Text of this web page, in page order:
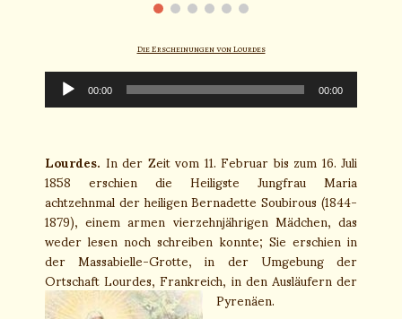
Die Erscheinungen von Lourdes
Audio-
Player 00:00 00:00
Lourdes.In der Zeit vom 11. Februar bis zum 16. Juli
1858 erschien die Heiligste Jungfrau Maria
achtzehnmal der heiligen Bernadette Soubirous (1844-
1879), einem armen vierzehnjährigen Mädchen, das
weder lesen noch schreiben konnte; Sie erschien in
der Massabielle-Grotte, in der Umgebung der
Ortschaft Lourdes, Frankreich, in den Ausläufern der
Pyrenäen.